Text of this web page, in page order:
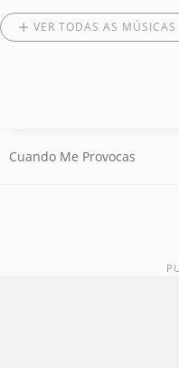
VER TODAS AS MÚSICAS
Cuando Me Provocas